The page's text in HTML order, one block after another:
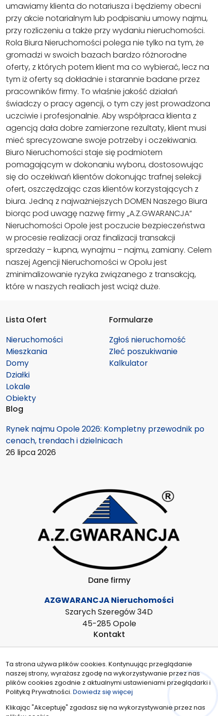
umawiamy klienta do notariusza i będziemy obecni
przy akcie notarialnym lub podpisaniu umowy najmu,
przy rozliczeniu a także przy wydaniu nieruchomości.
Rola Biura Nieruchomości polega nie tylko na tym, że
gromadzi w swoich bazach bardzo różnorodne
oferty, z których potem klient ma co wybierać, lecz na
tym iż oferty są dokładnie i starannie badane przez
pracowników firmy. To właśnie jakość działań
świadczy o pracy agencji, o tym czy jest prowadzona
uczciwie i profesjonalnie. Aby współpraca klienta z
agencją dała dobre zamierzone rezultaty, klient musi
mieć sprecyzowane swoje potrzeby i oczekiwania.
Biuro Nieruchomości staje się podmiotem
pomagającym w dokonaniu wyboru, dostosowując
się do oczekiwań klientów dokonując trafnej selekcji
ofert, oszczędzając czas klientów korzystających z
biura. Jedną z najważniejszych DOMEN Naszego Biura
biorąc pod uwagę nazwę firmy „A.Z.GWARANCJA”
Nieruchomości Opole jest poczucie bezpieczeństwa
w procesie realizacji oraz finalizacji transakcji
sprzedaży – kupna, wynajmu – najmu, zamiany. Celem
naszej Agencji Nieruchomości w Opolu jest
zminimalizowanie ryzyka związanego z transakcją,
które w naszych realiach jest wciąż duże.
Lista Ofert
Nieruchomości
Mieszkania
Domy
Działki
Lokale
Obiekty
Formularze
Zgłoś nieruchomość
Zleć poszukiwanie
Kalkulator
Blog
Rynek najmu Opole 2026: Kompletny przewodnik po
cenach, trendach i dzielnicach
26 lipca 2026
Dane firmy
AZGWARANCJA Nieruchomości
Szarych Szeregów 34D
45-285 Opole
Kontakt
608539991
Znajdziesz nas tu
Ta strona używa plików cookies. Kontynuując przeglądanie
naszej strony, wyrażasz zgodę na wykorzystywanie przez nas
plików cookies zgodnie z aktualnymi ustawieniami przeglądarki i
Polityką Prywatności. Dowiedz się więcej
Klikając "Akceptuję" zgadasz się na wykorzystywanie przez nas